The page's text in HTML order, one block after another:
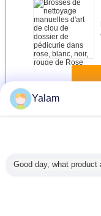
PlusBrosses d'art de
Yalam
Good day, what product